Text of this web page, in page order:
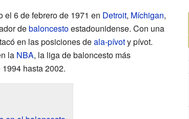
el 6 de febrero de 1971 en Detroit, Míchigan,
debaloncestoestadounidense. Con una
en las posiciones deala-pívoty pívot.
la NBA, la liga de baloncesto más
hasta 2002.